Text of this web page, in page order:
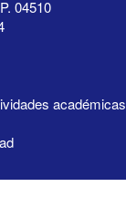
04510
académicas